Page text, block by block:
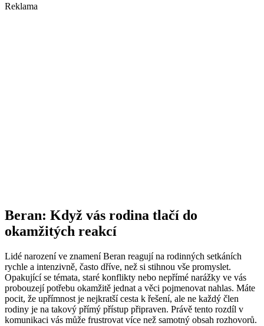
Reklama
Beran: Když vás rodina tlačí do
okamžitých reakcí
Lidé narození ve znamení Beran reagují na rodinných setkáních
rychle a intenzivně, často dříve, než si stihnou vše promyslet.
Opakující se témata, staré konflikty nebo nepřímé narážky ve vás
probouzejí potřebu okamžitě jednat a věci pojmenovat nahlas. Máte
pocit, že upřímnost je nejkratší cesta k řešení, ale ne každý člen
rodiny je na takový přímý přístup připraven. Právě tento rozdíl v
komunikaci vás může frustrovat více než samotný obsah rozhovorů.